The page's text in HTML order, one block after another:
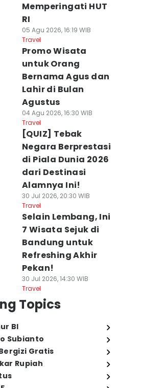
Memperingati HUT
RI
05 Agu 2026, 16:19 WIB
Travel
Promo Wisata
untuk Orang
Bernama Agus dan
Lahir di Bulan
Agustus
04 Agu 2026, 16:30 WIB
Travel
[QUIZ] Tebak
Negara Berprestasi
di Piala Dunia 2026
dari Destinasi
Alamnya Ini!
30 Jul 2026, 20:30 WIB
Travel
Selain Lembang, Ini
7 Wisata Sejuk di
Bandung untuk
Refreshing Akhir
Pekan!
30 Jul 2026, 14:30 WIB
Travel
Topics
BI
Subianto
Gratis
Rupiah